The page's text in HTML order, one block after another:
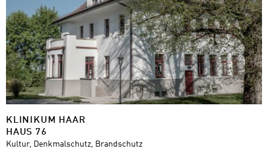
KLINIKUM HAAR
HAUS 76
Kultur, Denkmalschutz, Brandschutz